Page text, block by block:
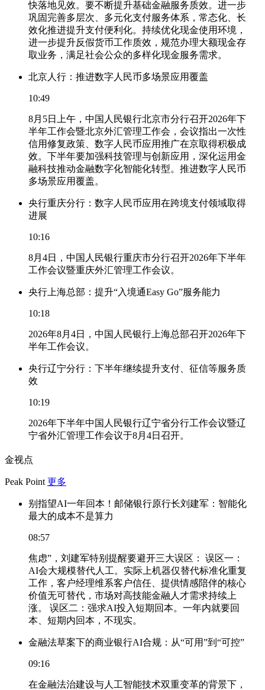
快落地见效。要不断提升基础金融服务质效。进一步
巩固完善多层次、多元化支付服务体系，常态化、长
效化推进提升支付便利化。持续优化现金使用环境，
进一步提升反假货币工作质效，规范办理大额现金存
取业务，满足社会公众的多样化现金服务需求。
北京人行：推进数字人民币多场景应用覆盖
10:49
8月5日上午，中国人民银行北京市分行召开2026年下
半年工作会暨北京外汇管理工作会，会议指出一次性
信用修复政策、数字人民币应用推广在京取得积极成
效。下半年要加强科技管理与创新应用，深化运用金
融科技推动金融数字化智能化转型。推进数字人民币
多场景应用覆盖。
央行重庆分行：数字人民币应用在跨境支付领域取得
进展
10:16
8月4日，中国人民银行重庆市分行召开2026年下半年
工作会议暨重庆外汇管理工作会议。
央行上海总部：提升“入境通Easy Go”服务能力
10:18
2026年8月4日，中国人民银行上海总部召开2026年下
半年工作会议。
央行辽宁分行：下半年继续提升支付、征信等服务质
效
10:19
2026年下半年中国人民银行辽宁省分行工作会议暨辽
宁省外汇管理工作会议于8月4日召开。
金视点
Peak Point 更多
别指望AI一年回本！邮储银行原行长刘建军：智能化
最大的成本不是算力
08:57
焦虑”，刘建军特别提醒要避开三大误区： 误区一：
AI会大规模替代人工。实际上机器仅替代标准化重复
工作，客户经理维系客户信任、提供情感陪伴的核心
价值无可替代，市场对高技能金融人才需求持续上
涨。 误区二：强求AI投入短期回本。一年内就要回
本、短期内回本，不现实。
金融法草案下的商业银行AI合规：从“可用”到“可控”
09:16
在金融法治建设与人工智能技术双重变革的背景下，